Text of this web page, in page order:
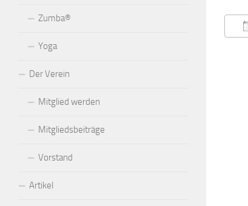
Zumba®
Yoga
Der Verein
Mitglied werden
Mitgliedsbeiträge
Vorstand
Artikel